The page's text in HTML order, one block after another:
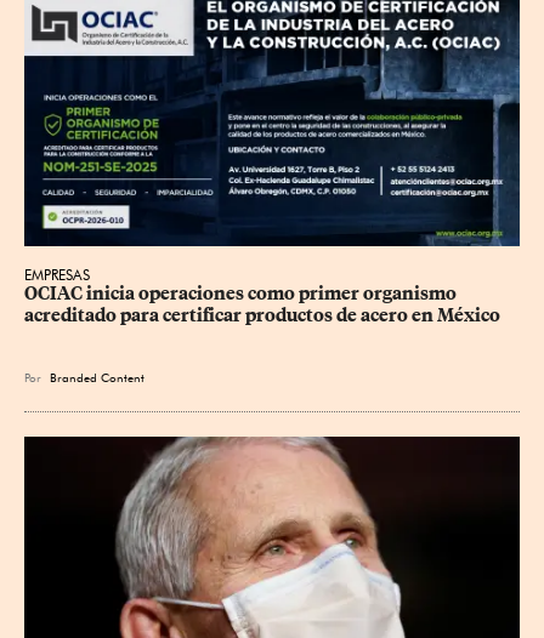
EMPRESAS
OCIAC inicia operaciones como primer organismo
acreditado para certificar productos de acero en México
Por Branded Content